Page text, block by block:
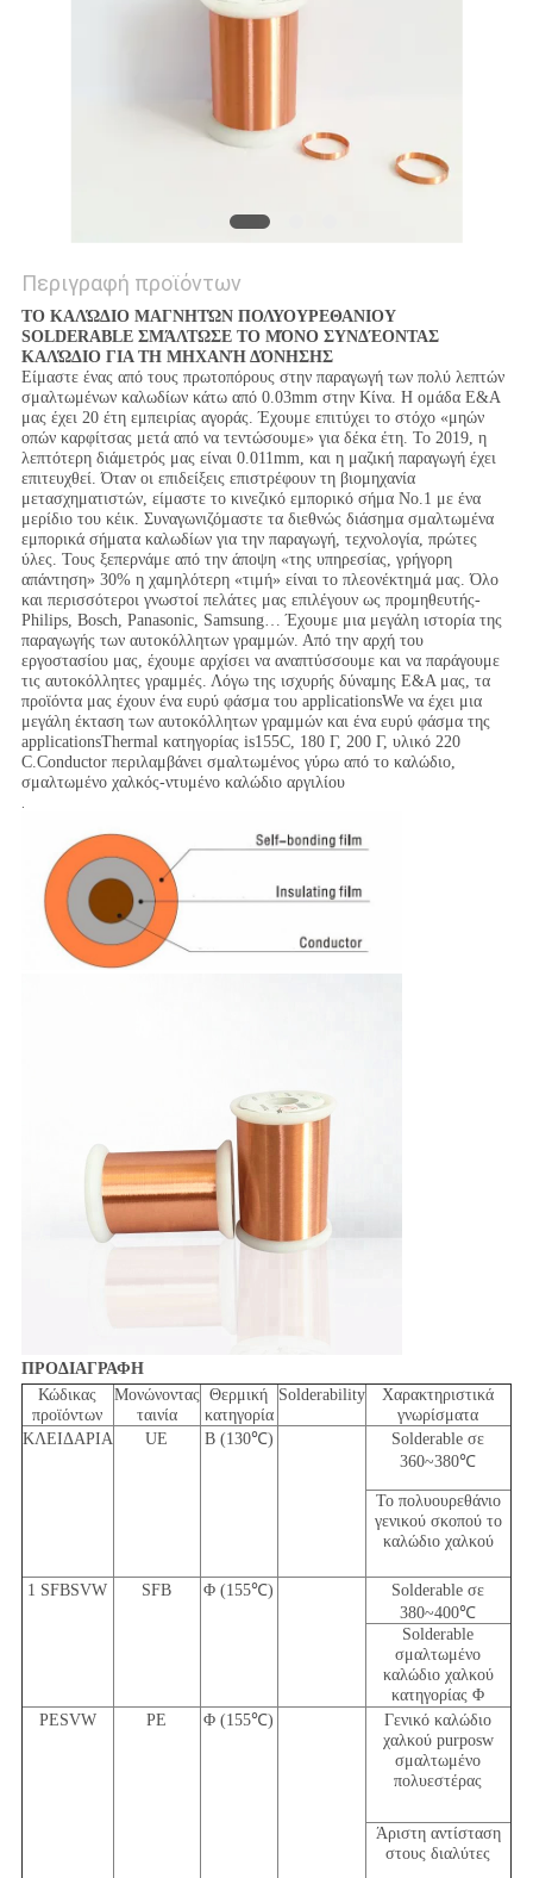
Περιγραφή προϊόντων
ΤΟ ΚΑΛΏΔΙΟ ΜΑΓΝΗΤΏΝ ΠΟΛΥΟΥΡΕΘΑΝΙΟΥ
SOLDERABLE ΣΜΆΛΤΩΣΕ ΤΟ ΜΌΝΟ ΣΥΝΔΈΟΝΤΑΣ
ΚΑΛΏΔΙΟ ΓΙΑ ΤΗ ΜΗΧΑΝΉ ΔΌΝΗΣΗΣ
Είμαστε ένας από τους πρωτοπόρους στην παραγωγή των πολύ λεπτών
σμαλτωμένων καλωδίων κάτω από 0.03mm στην Κίνα. Η ομάδα Ε&Α
μας έχει 20 έτη εμπειρίας αγοράς. Έχουμε επιτύχει το στόχο «μηών
οπών καρφίτσας μετά από να τεντώσουμε» για δέκα έτη. Το 2019, η
λεπτότερη διάμετρός μας είναι 0.011mm, και η μαζική παραγωγή έχει
επιτευχθεί. Όταν οι επιδείξεις επιστρέφουν τη βιομηχανία
μετασχηματιστών, είμαστε το κινεζικό εμπορικό σήμα No.1 με ένα
μερίδιο του κέικ. Συναγωνιζόμαστε τα διεθνώς διάσημα σμαλτωμένα
εμπορικά σήματα καλωδίων για την παραγωγή, τεχνολογία, πρώτες
ύλες. Τους ξεπερνάμε από την άποψη «της υπηρεσίας, γρήγορη
απάντηση» 30% η χαμηλότερη «τιμή» είναι το πλεονέκτημά μας. Όλο
και περισσότεροι γνωστοί πελάτες μας επιλέγουν ως προμηθευτής-
Philips, Bosch, Panasonic, Samsung… Έχουμε μια μεγάλη ιστορία της
παραγωγής των αυτοκόλλητων γραμμών. Από την αρχή του
εργοστασίου μας, έχουμε αρχίσει να αναπτύσσουμε και να παράγουμε
τις αυτοκόλλητες γραμμές. Λόγω της ισχυρής δύναμης Ε&Α μας, τα
προϊόντα μας έχουν ένα ευρύ φάσμα του applicationsWe να έχει μια
μεγάλη έκταση των αυτοκόλλητων γραμμών και ένα ευρύ φάσμα της
applicationsThermal κατηγορίας is155C, 180 Γ, 200 Γ, υλικό 220
C.Conductor περιλαμβάνει σμαλτωμένος γύρω από το καλώδιο,
σμαλτωμένο χαλκός-ντυμένο καλώδιο αργιλίου
.
ΠΡΟΔΙΑΓΡΑΦΗ
Κώδικας
προϊόντων
Μονώνοντας
ταινία
Θερμική
κατηγορία
Solderability
Χαρακτηριστικά
γνωρίσματα
ΚΛΕΙΔΑΡΙΑ
UE Β (130℃)
Solderable σε
360~380℃
Το πολυουρεθάνιο
γενικού σκοπού το
καλώδιο χαλκού
1 SFBSVW SFB Φ (155℃)
Solderable σε
380~400℃
Solderable
σμαλτωμένο
καλώδιο χαλκού
κατηγορίας Φ
PESVW
PE Φ (155℃)
Γενικό καλώδιο
χαλκού purposw
σμαλτωμένο
πολυεστέρας
Άριστη αντίσταση
στους διαλύτες